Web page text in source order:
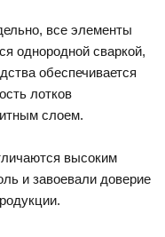
все элементы
однородной сваркой,
обеспечивается
лотков
слоем.
высоким
и завоевали доверие